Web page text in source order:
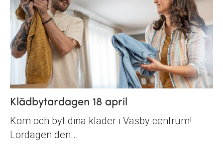
Klädbytardagen 18 april
Kom och byt dina kläder i Väsby centrum!
Lördagen den...